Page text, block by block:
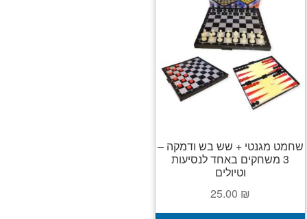
שחמט מגנטי + שש בש ודמקה –
3 משחקים באחד לנסיעות
וטיולים
25.00 ₪